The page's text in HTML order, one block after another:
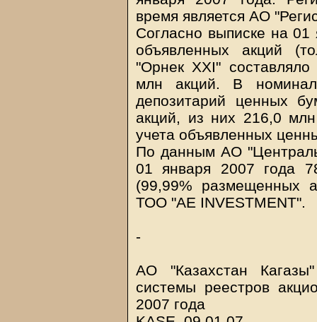
время является АО
Согласно выписке на 01
объявленных акций
"Орнек XXI"
млн акций. В
депозитарий ценных
акций, из них 216,0
учета объявленных
По данным АО
01 января 2007 года
(99,99% размещенных
ТОО "AE INVESTMENT".
-
АО "Казахстан
системы реестров
2007 года